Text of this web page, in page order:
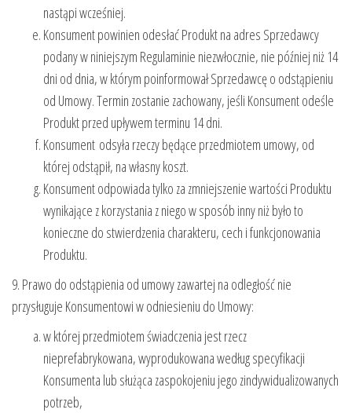
nastąpi wcześniej.
Konsument powinien odesłać Produkt na adres Sprzedawcy
podany w niniejszym Regulaminie niezwłocznie, nie później niż 14
dni od dnia, w którym poinformował Sprzedawcę o odstąpieniu
od Umowy. Termin zostanie zachowany, jeśli Konsument odeśle
Produkt przed upływem terminu 14 dni.
Konsument odsyła rzeczy będące przedmiotem umowy, od
której odstąpił, na własny koszt.
Konsument odpowiada tylko za zmniejszenie wartości Produktu
wynikające z korzystania z niego w sposób inny niż było to
konieczne do stwierdzenia charakteru, cech i funkcjonowania
Produktu.
9. Prawo do odstąpienia od umowy zawartej na odległość nie
przysługuje Konsumentowi w odniesieniu do Umowy:
w której przedmiotem świadczenia jest rzecz
nieprefabrykowana, wyprodukowana według specyfikacji
Konsumenta lub służąca zaspokojeniu jego zindywidualizowanych
potrzeb,